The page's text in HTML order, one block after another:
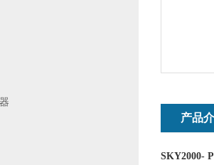
产品
SKY2000-